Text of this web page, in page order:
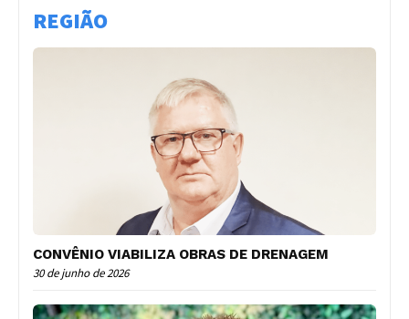
REGIÃO
CONVÊNIO VIABILIZA OBRAS DE DRENAGEM
30 de junho de 2026